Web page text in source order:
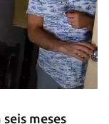
meses